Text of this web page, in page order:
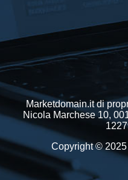
Marketdomain.it di
Nicola Marchese 10,
Copyright ©